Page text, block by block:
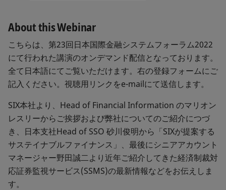
About this Webinar
こちらは、第23回日本国際金融システムフォーラム2022
にて行われた講演のオンデマンド配信となっております。
全て日本語にてご覧いただけます。右の登録フォームにご
記入ください。視聴用リンクをe-mailにて送信します。
SIX本社より、Head of Financial Information のマリオン
レスリーからご挨拶および弊社についてのご紹介につづ
き、日本支社Head of SSO 砂川俊明から「SIXが提案する
サステイナブルファイナンス」、最後にシニアアカウント
マネージャー野田誠二より近年ご紹介してきた経済制裁対
応証券監視サービス(SSMS)の最新情報などをお伝えしま
す。